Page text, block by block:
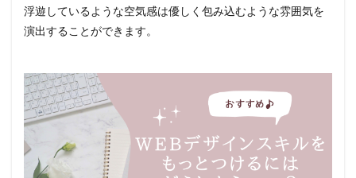
浮遊しているような空気感は優しく包み込むような雰囲気を
演出することができます。